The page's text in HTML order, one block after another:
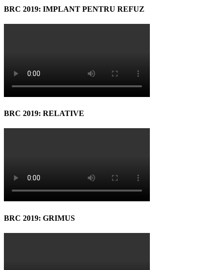
BRC 2019: IMPLANT PENTRU REFUZ
BRC 2019: RELATIVE
BRC 2019: GRIMUS